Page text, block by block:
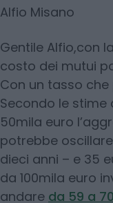
Alfio Misano
Gentile Alfio,con
costo dei mutui
Con un tasso che
Secondo le stime
50mila euro
potrebbe
dieci anni – e 35